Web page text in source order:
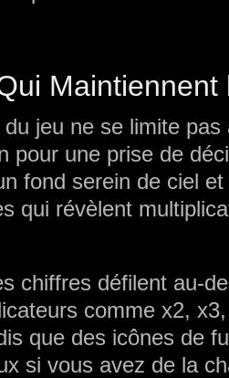
jeu ne se limite
pour une prise de
fond serein de ciel
qui révèlent
chiffres défilent au-
comme x2, x3,
que des icônes de
si vous avez de la